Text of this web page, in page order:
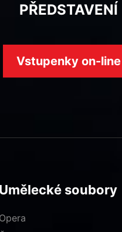
PŘEDSTAVENÍ
Vstupenky on-line
Umělecké soubory
Opera